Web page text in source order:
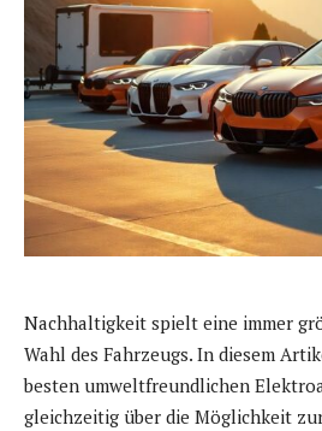
Nachhaltigkeit spielt eine immer
Wahl des Fahrzeugs. In diesem
besten umweltfreundlichen
gleichzeitig über die Möglichkeit